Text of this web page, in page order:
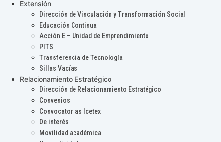
Extensión
Dirección de Vinculación y Transformación Social
Educación Continua
Acción E – Unidad de Emprendimiento
PITS
Transferencia de Tecnología
Sillas Vacías
Relacionamiento Estratégico
Dirección de Relacionamiento Estratégico
Convenios
Convocatorias Icetex
De interés
Movilidad académica